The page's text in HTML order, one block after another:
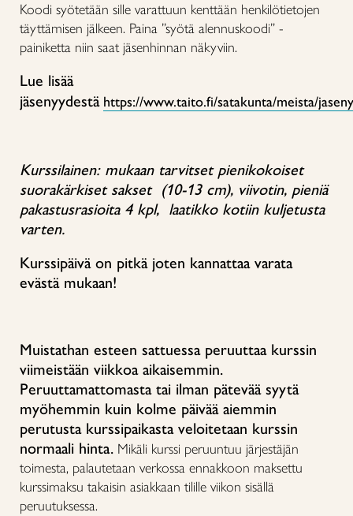
Koodi syötetään sille varattuun kenttään henkilötietojen
täyttämisen jälkeen. Paina ”syötä alennuskoodi” -
painiketta niin saat jäsenhinnan näkyviin.
Lue lisää
jäsenyydestä https://www.taito.fi/satakunta/meista/
Kurssilainen: mukaan tarvitset pienikokoiset
suorakärkiset sakset (10-13 cm), viivotin, pieniä
pakastusrasioita 4 kpl, laatikko kotiin kuljetusta
varten.
Kurssipäivä on pitkä joten kannattaa varata
evästä mukaan!
Muistathan esteen sattuessa peruuttaa kurssin
viimeistään viikkoa aikaisemmin.
Peruuttamattomasta tai ilman pätevää syytä
myöhemmin kuin kolme päivää aiemmin
perutusta kurssipaikasta veloitetaan kurssin
normaali hinta. Mikäli kurssi peruuntuu järjestäjän
toimesta, palautetaan verkossa ennakkoon maksettu
kurssimaksu takaisin asiakkaan tilille viikon sisällä
peruutuksessa.